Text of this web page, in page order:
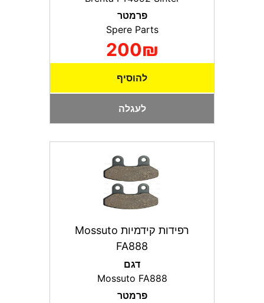
פרמטר
Spere Parts
200₪
להוסיף
לעגלה
רפידות קידמיות Mossuto
FA888
דגם
Mossuto FA888
פרמטר